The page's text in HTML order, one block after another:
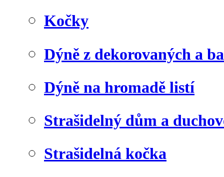
Kočky
Dýně z dekorovaných a
Dýně na hromadě listí
Strašidelný dům a
Strašidelná kočka